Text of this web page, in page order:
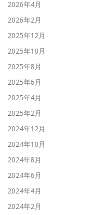
2026年4月
2026年2月
2025年12月
2025年10月
2025年8月
2025年6月
2025年4月
2025年2月
2024年12月
2024年10月
2024年8月
2024年6月
2024年4月
2024年2月